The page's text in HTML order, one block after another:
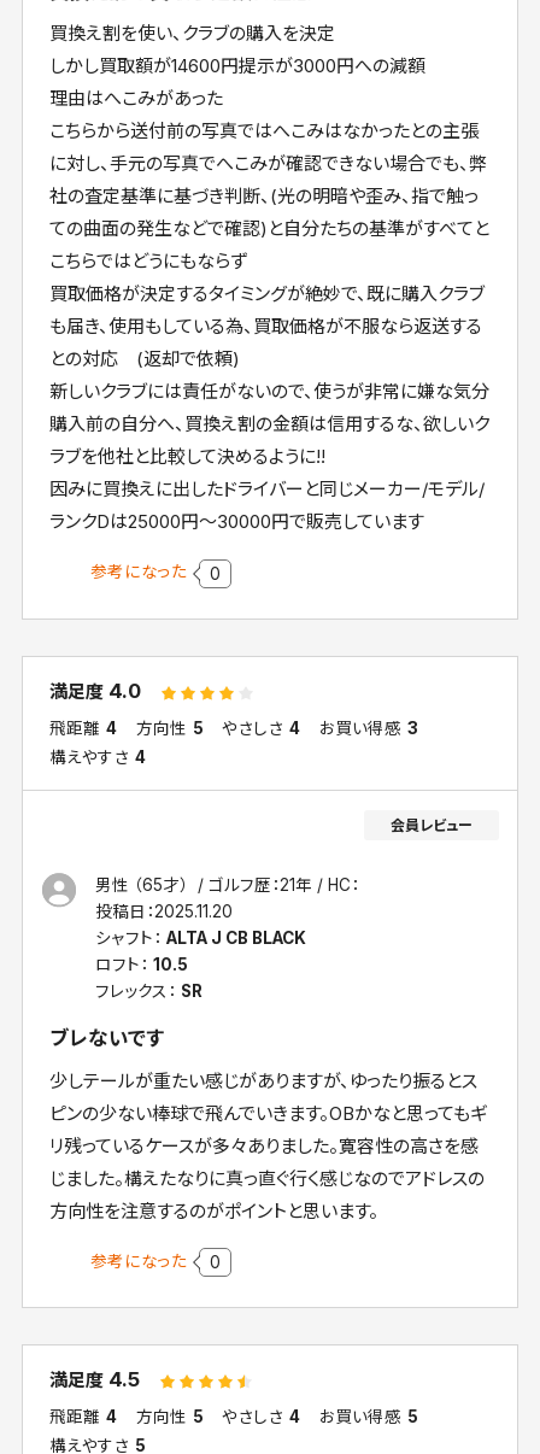
買換え割を使い、クラブの購入を決定
しかし買取額が14600円提示が3000円への減額
理由はへこみがあった
こちらから送付前の写真ではへこみはなかったとの主張
に対し、手元の写真でへこみが確認できない場合でも、弊
社の査定基準に基づき判断、(光の明暗や歪み、指で触っ
ての曲面の発生などで確認)と自分たちの基準がすべてと
こちらではどうにもならず
買取価格が決定するタイミングが絶妙で、既に購入クラブ
も届き、使用もしている為、買取価格が不服なら返送する
との対応 (返却で依頼)
新しいクラブには責任がないので、使うが非常に嫌な気分
購入前の自分へ、買換え割の金額は信用するな、欲しいク
ラブを他社と比較して決めるように!!
因みに買換えに出したドライバーと同じメーカー/モデル/
ランクDは25000円～30000円で販売しています
参考になった 0
満足度 4.0
飛距離 4 方向性 5 やさしさ 4 お買い得感 3
構えやすさ 4
男性 （65才） ゴルフ歴：21年
HC：
投稿日：2025.11.20
シャフト： ALTA J CB BLACK
ロフト： 10.5
フレックス： SR
ブレないです
少しテールが重たい感じがありますが、ゆったり振るとス
ピンの少ない棒球で飛んでいきます。OBかなと思ってもギ
リ残っているケースが多々ありました。寛容性の高さを感
じました。構えたなりに真っ直ぐ行く感じなのでアドレスの
方向性を注意するのがポイントと思います。
参考になった 0
満足度 4.5
飛距離 4 方向性 5 やさしさ 4 お買い得感 5
構えやすさ 5